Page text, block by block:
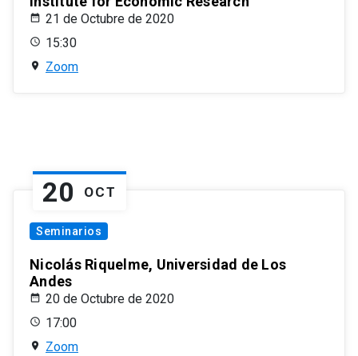
21 de Octubre de 2020
15:30
Zoom
20 OCT
Seminarios
Nicolás Riquelme, Universidad de Los
Andes
20 de Octubre de 2020
17:00
Zoom